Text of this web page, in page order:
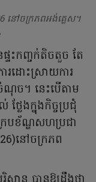
នៅចក្រភពអង់គ្លេស។
ទះកញ្ចក់តិចតួច តែ
ការដោះស្រាយការ
ណុច។ នេះបើតាម
ែងក្នុងកិច្ចប្រជុំ
បខ័ណ្ឌសហប្រជា
នៅចក្រភព